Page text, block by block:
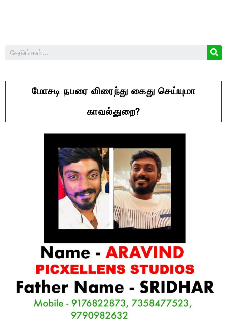
மோசடி நபரை விரைந்து கைது செய்யுமா
காவல்துறை?